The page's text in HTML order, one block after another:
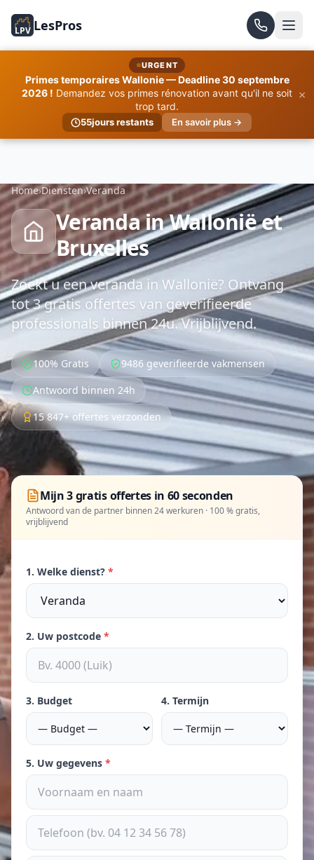
LPV LesPros
URGENT
Primes temporaires Wallonie — Deadline 30 septembre
2026 ! Demandez vos primes rénovation avant qu'il ne soit
trop tard.
55jours restants En savoir plus →
×
Home›Diensten›Veranda
Veranda in Wallonië et
Bruxelles
Zoekt u een veranda in Wallonië? Ontvang
tot 3 gratis offertes van geverifieerde
professionals binnen 24u. Vrijblijvend.
100% Gratis
9486 geverifieerde vakmensen
Antwoord binnen 24h
15 847+ offertes verzonden
Mijn 3 gratis offertes in 60 seconden
Antwoord van de partner binnen 24 werkuren · 100 % gratis,
vrijblijvend
1. Welke dienst? *
2. Uw postcode *
3. Budget 4. Termijn
5. Uw gegevens *